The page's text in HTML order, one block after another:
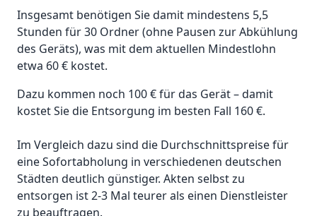
Insgesamt benötigen Sie damit mindestens 5,5
Stunden für 30 Ordner (ohne Pausen zur Abkühlung
des Geräts), was mit dem aktuellen Mindestlohn
etwa 60 € kostet.
Dazu kommen noch 100 € für das Gerät – damit
kostet Sie die Entsorgung im besten Fall 160 €.
Im Vergleich dazu sind die Durchschnittspreise für
eine Sofortabholung in verschiedenen deutschen
Städten deutlich günstiger. Akten selbst zu
entsorgen ist 2-3 Mal teurer als einen Dienstleister
zu beauftragen.